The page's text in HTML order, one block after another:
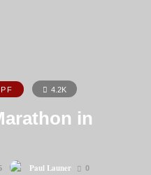
4.2K
in
Paul Launer 0